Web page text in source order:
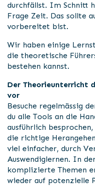
durchfällst. Im Schnitt
Frage Zeit. Das sollte
vorbereitet bist.
Wir haben einige
die theoretische
bestehen kannst.
Der Theorieunterricht
vor
Besuche regelmässig
du alle Tools an die
ausführlich
die richtige
viel einfacher, durch
Auswendiglernen. In
komplizierte Themen
wieder auf potenzielle